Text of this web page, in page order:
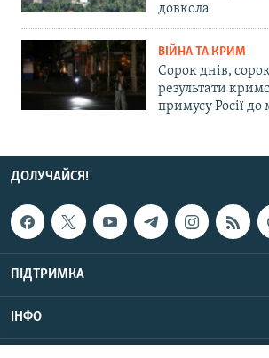
довкола
ВІЙНА ТА КРИМ
Сорок днів,
результати
примусу Росії до
ДОЛУЧАЙСЯ!
ПІДТРИМКА
ІНФО